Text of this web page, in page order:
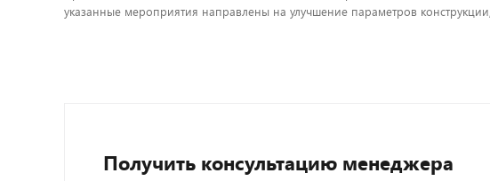
указанные мероприятия направлены на улучшение параметров
Получить консультацию менеджера